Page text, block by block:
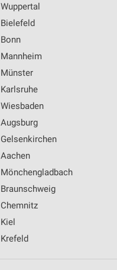
Wuppertal
Bielefeld
Bonn
Mannheim
Münster
Karlsruhe
Wiesbaden
Augsburg
Gelsenkirchen
Aachen
Mönchengladbach
Braunschweig
Chemnitz
Kiel
Krefeld